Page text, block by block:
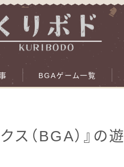
BGAゲーム一覧
ス（BGA）』の遊